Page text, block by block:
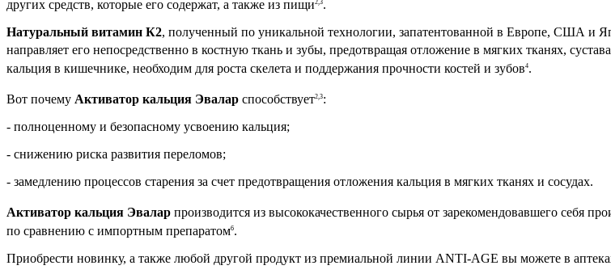
других средств, которые его содержат, а также из пищи2,3.
Натуральный витамин К2, полученный по уникальной технологии, запатентованной в Европе, США и
направляет его непосредственно в костную ткань и зубы, предотвращая отложение в мягких тканях,
кальция в кишечнике, необходим для роста скелета и поддержания прочности костей и зубов4.
Вот почему Активатор кальция Эвалар способствует2,3:
- полноценному и безопасному усвоению кальция;
- снижению риска развития переломов;
- замедлению процессов старения за счет предотвращения отложения кальция в мягких тканях и сосудах.
Активатор кальция Эвалар производится из высококачественного сырья от зарекомендовавшего себя
по сравнению с импортным препаратом6.
Приобрести новинку, а также любой другой продукт из премиальной линии ANTI-AGE вы можете в